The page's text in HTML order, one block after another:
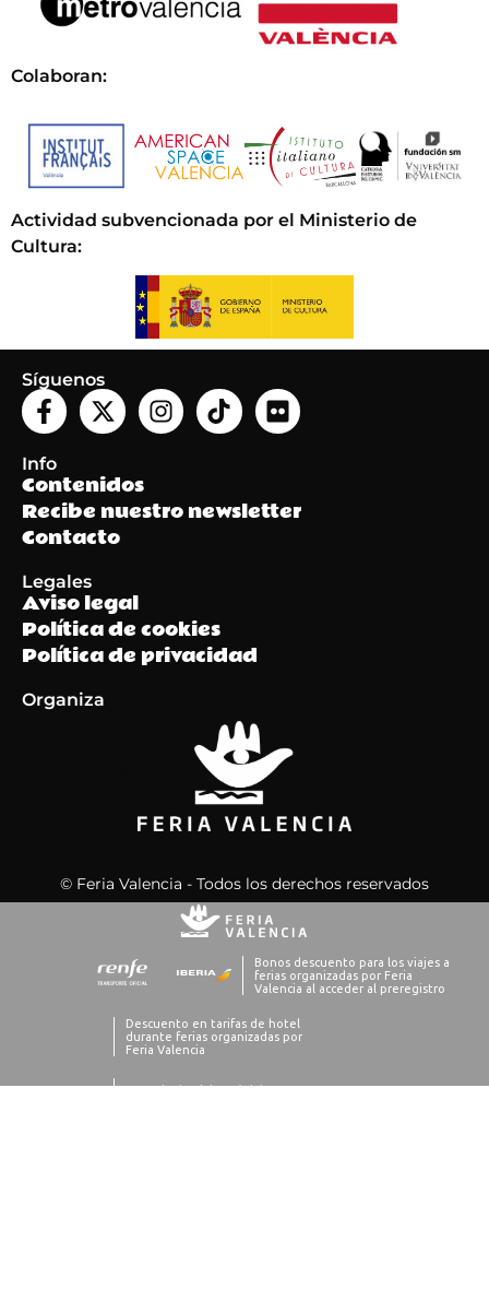
Colaboran:
Actividad subvencionada por el Ministerio de
Cultura:
Síguenos
Info
Contenidos
Recibe nuestro newsletter
Contacto
Legales
Aviso legal
Política de cookies
Política de privacidad
Organiza
© Feria Valencia - Todos los derechos reservados